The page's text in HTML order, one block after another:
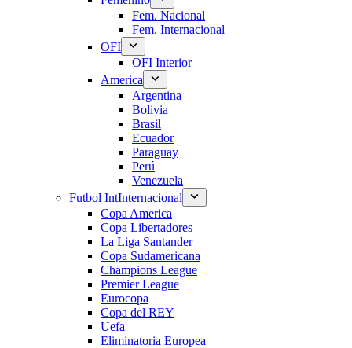
Fem. Nacional
Fem. Internacional
OFI
OFI Interior
America
Argentina
Bolivia
Brasil
Ecuador
Paraguay
Perú
Venezuela
Futbol IntInternacional
Copa America
Copa Libertadores
La Liga Santander
Copa Sudamericana
Champions League
Premier League
Eurocopa
Copa del REY
Uefa
Eliminatoria Europea